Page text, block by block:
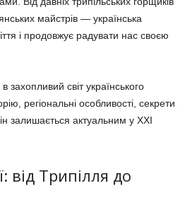
майстрів — українська
і продовжує радувати нас своєю
захопливий світ українського
регіональні особливості, секрети
залишається актуальним у XXI
від Трипілля до